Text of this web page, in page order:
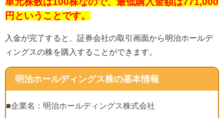
円ということです。
入金が完了すると、証券会社の取引画面から明治ホールデ
ィングスの株を購入することができます。
明治ホールディングス株の基本情報
■企業名：明治ホールディングス株式会社